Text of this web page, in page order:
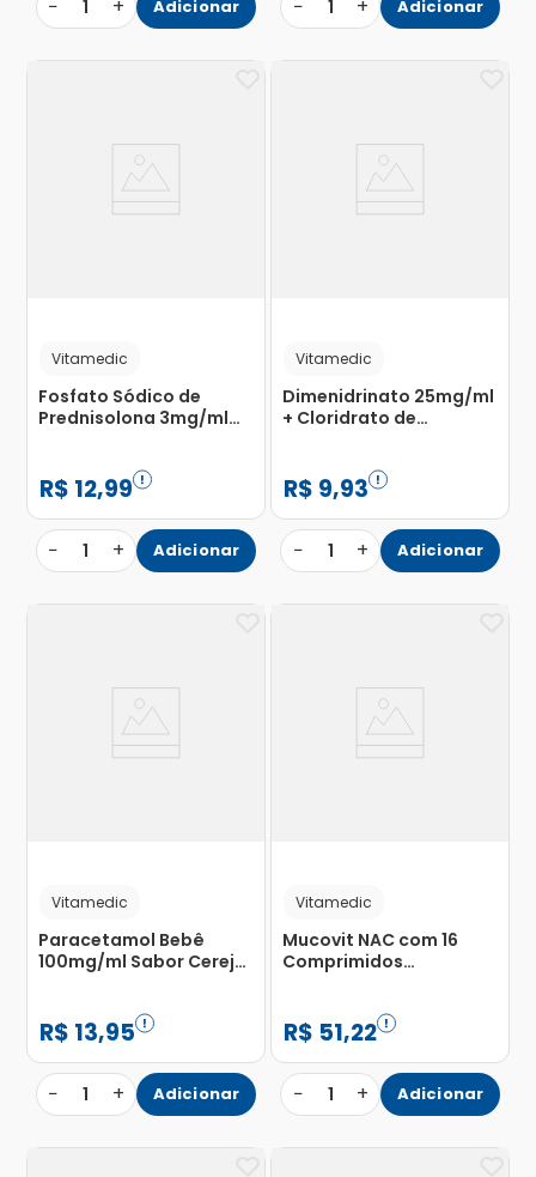
− 1 + Adicionar − 1 + Adicionar
Vitamedic
Fosfato Sódico de
Prednisolona 3mg/ml
Frasco 60ml
R$ 12,99
− 1 + Adicionar
Vitamedic
Dimenidrinato 25mg/ml
+ Cloridrato de
20ml
R$ 9,93
− 1 + Adicionar
Vitamedic
Paracetamol Bebê
100mg/ml Sabor Cereja
R$ 13,95
− 1 + Adicionar
Vitamedic
Mucovit NAC com 16
Comprimidos
R$ 51,22
− 1 + Adicionar